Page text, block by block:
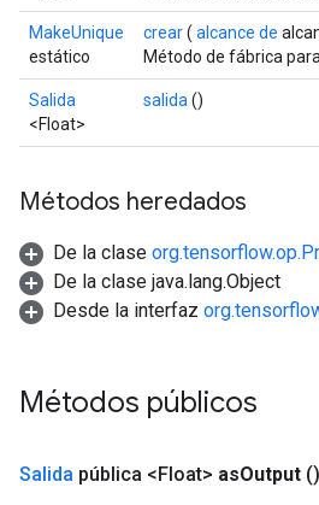
MakeUnique
estático
crear( alcance de
Método de fábrica
Salida
<Float>
salida ()
Métodos heredados
De la clase
De la clase java.lang.Object
Desde la interfaz
Métodos públicos
Salida pública <Float> asOutput ()